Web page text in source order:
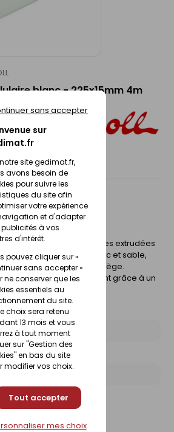
sur
site gedimat.fr,
avons besoin de
pour suivre les
du site afin
votre expérience
et d'adapter
à vos
d'intérêt.
pouvez cliquer sur «
sans accepter »
ne conserver que les
essentiels au
du site.
choix sera retenu
13 mois et vous
à tout moment
sur "Gestion des
en bas du site
modifier vos choix.
Tout accepter
sans accepter
mes choix
blanc - 225x15mm 4m
magasin
technique
des planches cellulaires extrudées
4 coloris différents (blanc et sable,
en finition chêne liège.
du débordement grâce à un
sur la charpente.
du produit
:C15B2254B
Gedimat :